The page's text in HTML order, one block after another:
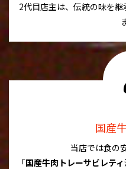
2代目店主は、伝統の味を
国産
当店では食の
「国産牛肉トレーサビレティ